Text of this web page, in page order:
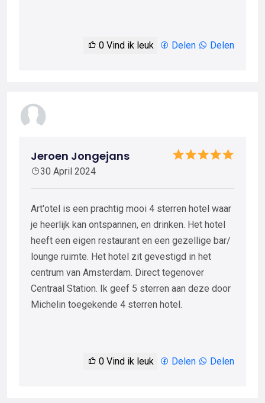
0 Vind ik leuk Delen Delen
Jeroen Jongejans
30 April 2024
Art'otel is een prachtig mooi 4 sterren hotel waar
je heerlijk kan ontspannen, en drinken. Het hotel
heeft een eigen restaurant en een gezellige bar/
lounge ruimte. Het hotel zit gevestigd in het
centrum van Amsterdam. Direct tegenover
Centraal Station. Ik geef 5 sterren aan deze door
Michelin toegekende 4 sterren hotel.
0 Vind ik leuk Delen Delen